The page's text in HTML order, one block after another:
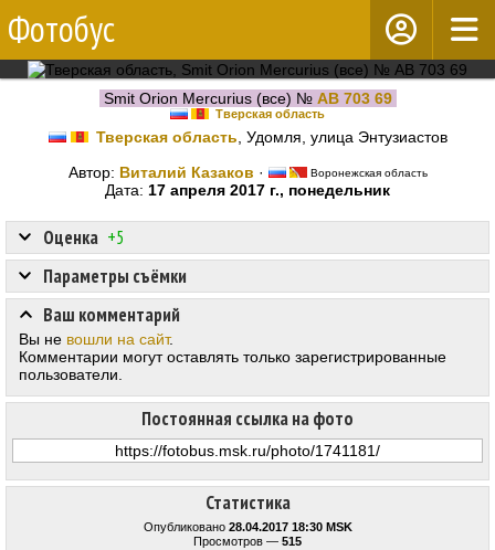
Фотобус
Smit Orion Mercurius (все) № АВ 703 69
Тверская область
Тверская область , Удомля, улица Энтузиастов
Автор: Виталий Казаков · Воронежская область
Дата: 17 апреля 2017 г., понедельник
Статистика
Опубликовано 28.04.2017 18:30 MSK
Просмотров — 515
Оценка +5
Постоянная ссылка на фото
Параметры съёмки
Ваш комментарий
Вы не вошли на сайт.
Комментарии могут оставлять только зарегистрированные
пользователи.